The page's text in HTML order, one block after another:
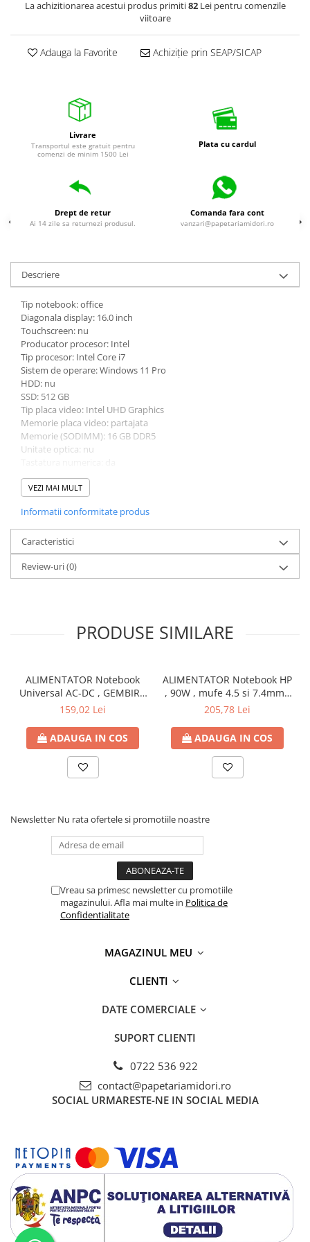
La achizitionarea acestui produs primiti82Lei pentru comenzile
viitoare
Adauga la Favorite Achiziție prin SEAP/SICAP
Livrare
Transportul este gratuit pentru
comenzi de minim 1500 Lei
Plata cu cardul
Drept de retur
Ai 14 zile sa returnezi produsul.
Comanda fara cont
vanzari@papetariamidori.ro
Descriere
Tip notebook: office
Diagonala display: 16.0 inch
Touchscreen: nu
Producator procesor: Intel
Tip procesor: Intel Core i7
Sistem de operare: Windows 11 Pro
HDD: nu
SSD: 512 GB
Tip placa video: Intel UHD Graphics
Memorie placa video: partajata
Memorie (SODIMM): 16 GB DDR5
Unitate optica: nu
Greutate: 1.5 - 1.99 Kg
Culoare: argintiu
Model placa video: Intel UHD Graphics
VEZI MAI MULT
Informatii conformitate produs
Caracteristici
Review-uri(0)
PRODUSE SIMILARE
ALIMENTATOR Notebook
Universal AC-DC , GEMBIRD
, 90W - tensiuni
DC la 4.5 A max , protectie
la supratensiuni Cod
Produs: NPA-AC1D
159,02 Lei
ADAUGA IN COS
ALIMENTATOR Notebook HP
, 90W , mufe 4.5 si 7.4mm ,
Cod Produs: H6Y90AA
205,78 Lei
ADAUGA IN COS
Newsletter Nu rata ofertele si promotiile noastre
Vreau sa primesc newsletter cu promotiile
magazinului. Afla mai multe in Politica de
Confidentialitate
MAGAZINUL MEU
CLIENTI
DATE COMERCIALE
SUPORT CLIENTI
0722 536 922
contact@papetariamidori.ro
SOCIAL URMARESTE-NE IN SOCIAL MEDIA